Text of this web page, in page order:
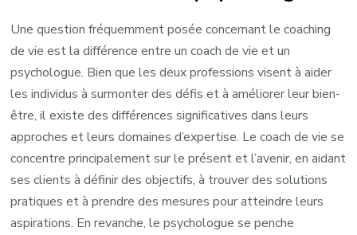
Une question fréquemment posée concernant le coaching
de vie est la différence entre un coach de vie et un
psychologue. Bien que les deux professions visent à aider
les individus à surmonter des défis et à améliorer leur bien-
être, il existe des différences significatives dans leurs
approches et leurs domaines d’expertise. Le coach de vie se
concentre principalement sur le présent et l’avenir, en aidant
ses clients à définir des objectifs, à trouver des solutions
pratiques et à prendre des mesures pour atteindre leurs
aspirations. En revanche, le psychologue se penche